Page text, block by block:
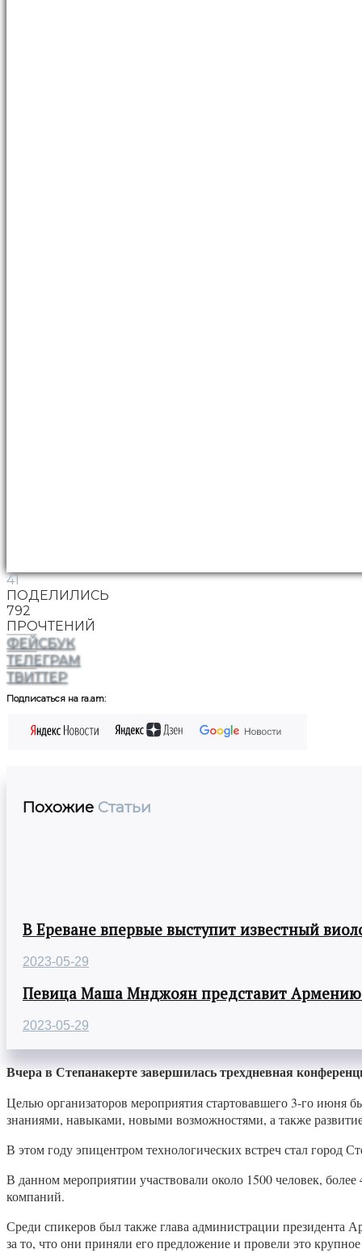
41
ПОДЕЛИЛИСЬ
792
ПРОЧТЕНИЙ
ФЕЙСБУК
ТЕЛЕГРАМ
ТВИТТЕР
Подписаться на ra.am:
Похожие Статьи
В Ереване впервые выступит известный
2023-05-29
Певица Маша Мнджоян представит Армению
2023-05-29
Вчера в Степанакерте завершилась трехдневная
Целью организаторов мероприятия стартовавшего 3-го
знаниями, навыками, новыми возможностями, а также
В этом году эпицентром технологических встреч стал город
В данном мероприятии участвовали около 1500 человек,
компаний.
Среди спикеров был также глава администрации президента
за то, что они приняли его предложение и провели это